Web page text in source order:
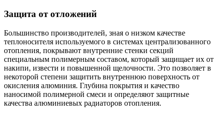
Защита от отложений
Большинство производителей, зная о низком качестве
теплоносителя используемого в системах централизованного
отопления, покрывают внутренние стенки секций
специальным полимерным составом, который защищает их от
накипи, извести и повышенной щелочности. Это позволяет в
некоторой степени защитить внутреннюю поверхность от
окисления алюминия. Глубина покрытия и качество
наносимой полимерной смеси и определяют защитные
качества алюминиевых радиаторов отопления.